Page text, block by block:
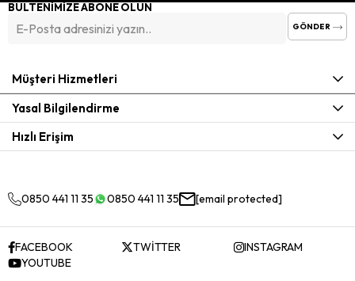
BÜLTENİMİZE ABONE OLUN
GÖNDER
Müşteri Hizmetleri
Yasal Bilgilendirme
Hızlı Erişim
0850 441 11 35 0850 441 11 35 [email protected]
FACEBOOK TWİTTER
INSTAGRAM
YOUTUBE